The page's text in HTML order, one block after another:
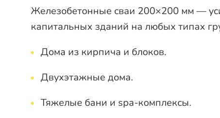
Железобетонные сваи 200×200 мм —
капитальных зданий на любых типах
Дома из кирпича и блоков.
Двухэтажные дома.
Тяжелые бани и spa-комплексы.